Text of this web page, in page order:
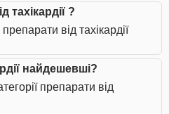
тахікардії ?
від тахікардії
найдешевші?
препарати від